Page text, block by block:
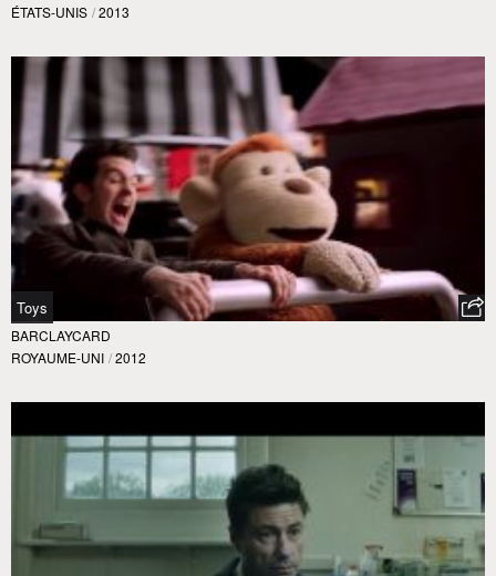
ÉTATS-UNIS / 2013
Toys
BARCLAYCARD
ROYAUME-UNI / 2012